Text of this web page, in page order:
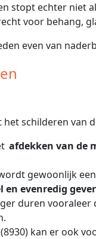
stopt echter niet
voor behang,
even van
het schilderen
afdekken van de
gewoonlijk een
en evenredig
duren
kan er ook